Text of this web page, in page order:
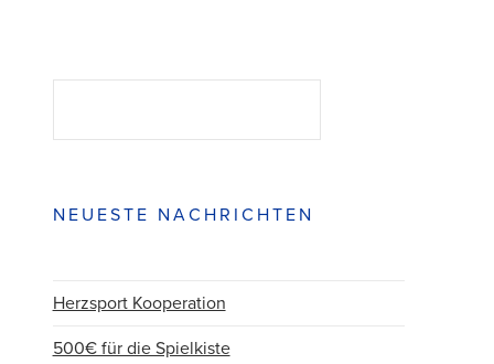
NEUESTE NACHRICHTEN
Herzsport Kooperation
500€ für die Spielkiste